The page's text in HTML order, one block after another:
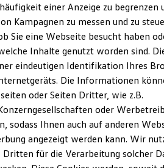
und Lebensdauer
6
Versionen und Updates
zu Ihrem ID.
Das
-
Gebrauchtwagen
VolkswagenZertifizierter
an unsere Kunden
einer Anzeige zu begrenzen
Kampagnen zu messen und zu
Sie eine Webseite besucht haben
Inhalte genutzt worden sind.
eindeutigen Identifikation Ihres
Die Informationen
oder Seiten Dritter, wie z.B.
oder
sodass Ihnen auch auf anderen
angezeigt werden kann. Wir
Dritten für die Verarbeitung solcher